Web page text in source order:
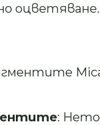
оцветяване.
: